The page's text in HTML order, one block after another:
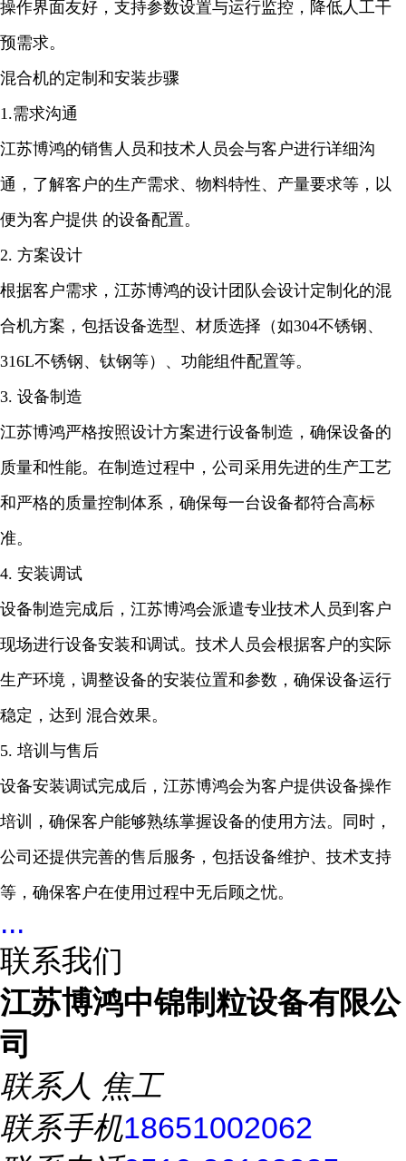
操作界面友好，支持参数设置与运行监控，降低人工干
预需求。
混合机的定制和安装步骤
1.需求沟通
江苏博鸿的销售人员和技术人员会与客户进行详细沟
通，了解客户的生产需求、物料特性、产量要求等，以
便为客户提供 的设备配置。
2. 方案设计
根据客户需求，江苏博鸿的设计团队会设计定制化的混
合机方案，包括设备选型、材质选择（如304不锈钢、
316L不锈钢、钛钢等）、功能组件配置等。
3. 设备制造
江苏博鸿严格按照设计方案进行设备制造，确保设备的
质量和性能。在制造过程中，公司采用先进的生产工艺
和严格的质量控制体系，确保每一台设备都符合高标
准。
4. 安装调试
设备制造完成后，江苏博鸿会派遣专业技术人员到客户
现场进行设备安装和调试。技术人员会根据客户的实际
生产环境，调整设备的安装位置和参数，确保设备运行
稳定，达到 混合效果。
5. 培训与售后
设备安装调试完成后，江苏博鸿会为客户提供设备操作
培训，确保客户能够熟练掌握设备的使用方法。同时，
公司还提供完善的售后服务，包括设备维护、技术支持
等，确保客户在使用过程中无后顾之忧。
...
联系我们
江苏博鸿中锦制粒设备有限公
司
联系人 焦工
联系手机18651002062